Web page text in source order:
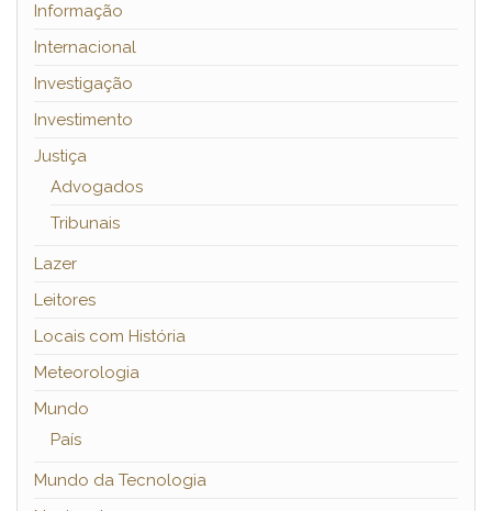
Informação
Internacional
Investigação
Investimento
Justiça
Advogados
Tribunais
Lazer
Leitores
Locais com História
Meteorologia
Mundo
País
Mundo da Tecnologia